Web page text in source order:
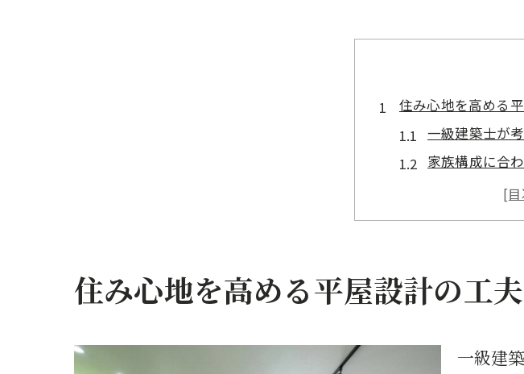
住み心地を高める
一級建築士が
家族構成に合
自然光を活か
快適な暮らし
一級建築士が叶え
一級建築士の
動線と収納計
住み心地を高める平屋設計の工
一級建